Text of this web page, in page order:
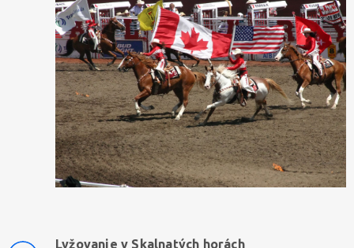
Lyžovanie v Skalnatých horách